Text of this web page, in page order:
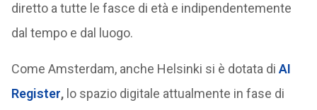
diretto a tutte le fasce di età e indipendentemente
dal tempo e dal luogo.
Come Amsterdam, anche Helsinki si è dotata di AI
Register,lo spazio digitale attualmente in fase di